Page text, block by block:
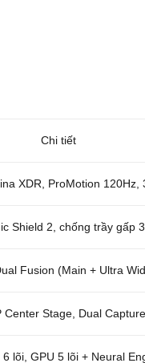
Chi tiết
XDR, ProMotion 120Hz,
Shield 2, chống trầy gấp
Fusion (Main + Ultra
Center Stage, Dual Capture
6 lõi, GPU 5 lõi + Neural